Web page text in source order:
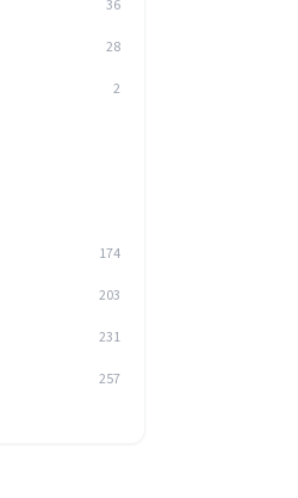
36
28
2
174
203
231
257